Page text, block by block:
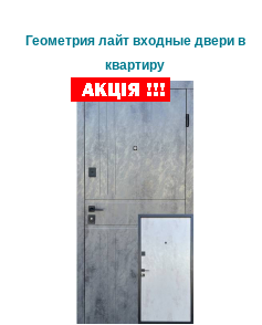
Геометрия лайт входные двери в
квартиру